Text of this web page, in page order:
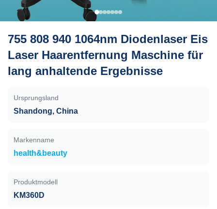
755 808 940 1064nm Diodenlaser Eis
Laser Haarentfernung Maschine für
lang anhaltende Ergebnisse
Ursprungsland
Shandong, China
Markenname
health&beauty
Produktmodell
KM360D